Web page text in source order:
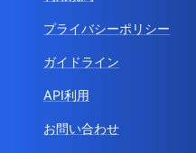
プライバシーポリシー
ガイドライン
API利用
お問い合わせ